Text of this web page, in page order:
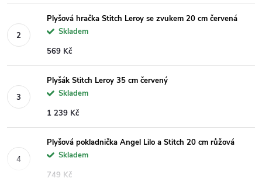
Plyšová hračka Stitch Leroy se zvukem 20 cm červená
Skladem
569 Kč
Plyšák Stitch Leroy 35 cm červený
Skladem
1 239 Kč
Plyšová pokladnička Angel Lilo a Stitch 20 cm růžová
Skladem
749 Kč